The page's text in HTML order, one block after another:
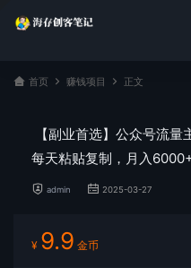
首页 赚钱项目 正文
【副业首选】公众号流量
每天粘贴复制，月入
admin 2025-03-27
¥ 9.9 金币